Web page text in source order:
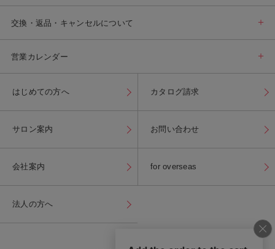
交換・返品・キャンセルについて
営業カレンダー
はじめての方へ カタログ請求
サロン案内 お問い合わせ
会社案内 for overseas
法人の方へ